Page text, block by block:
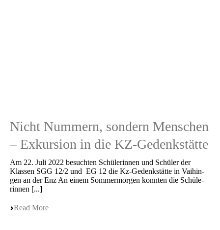
Nicht Nummern, sondern Menschen
– Exkursion in die KZ-Gedenkstätte
Am 22. Juli 2022 besuch­ten Schüle­rin­nen und Schüler der
Klassen SGG 12/2 und EG 12 die Kz-Gedenk­stät­te in Vaihin­
gen an der Enz An einem Sommer­mor­gen konnten die Schüle­
rin­nen [...]
Read More